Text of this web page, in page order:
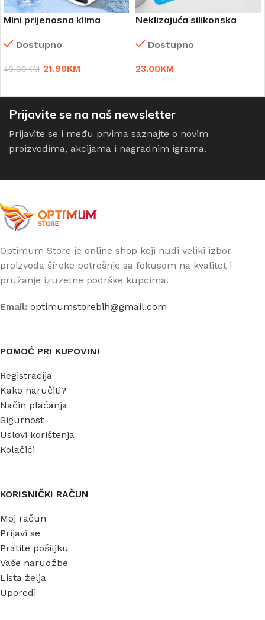
Mini prijenosna klima
Dostupno
40.00KM 21.90KM
Neklizajuća silikonska
komada!
Dostupno
23.00KM
Prijavite se na naš newsletter
Prijavite se i među prvima saznajte o novim
proizvodima, akcijama i nagradnim igrama.
Optimum Store je online shop koji nudi veliki izbor
proizvoda široke potrošnje sa fokusom na kvalitet i
pružanje izuzetne podrške kupcima.
Email: optimumstorebih@gmail.com
POMOĆ PRI KUPOVINI
Registracija
Kako naručiti?
Način plaćanja
Sigurnost
Uslovi korištenja
Kolačići
KORISNIČKI RAČUN
Moj račun
Prijavi se
Pratite pošiljku
Vaše narudžbe
Lista želja
Uporedi